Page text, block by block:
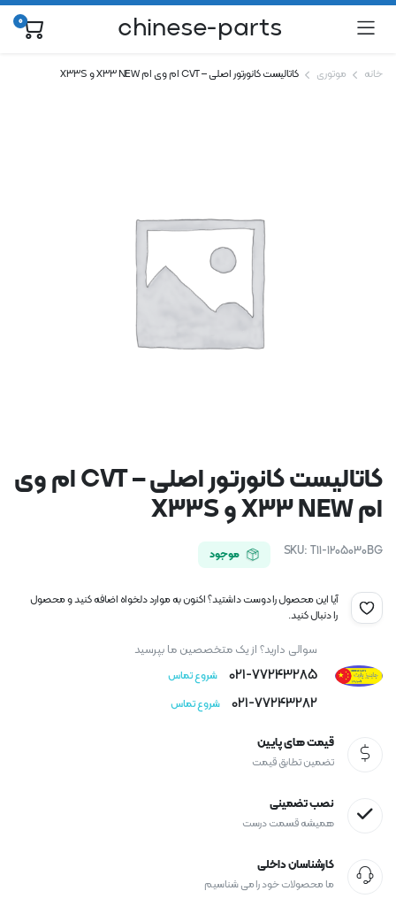
chinese-parts
0
خانه موتوری کاتالیست کانورتور اصلی – CVT ام وی ام X33 NEW و X33S
کاتالیست کانورتور اصلی – CVT ام وی
ام X33 NEW و X33S
SKU: T11-1205030BG موجود
آیا این محصول را دوست داشتید؟ اکنون به موارد دلخواه اضافه کنید و محصول
را دنبال کنید.
سوالی دارید؟ از یک متخصصین ما بپرسید
021-77243285 شروع تماس
021-77243282 شروع تماس
قیمت های پایین
تضمین تطابق قیمت
نصب تضمینی
همیشه قسمت درست
کارشناسان داخلی
ما محصولات خود را می شناسیم